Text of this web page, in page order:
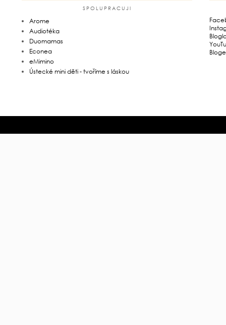
SPOLUPRACUJI
Arome
Audiotéka
Duomamas
Econea
eMimino
Ústecké mini děti - tvoříme s láskou